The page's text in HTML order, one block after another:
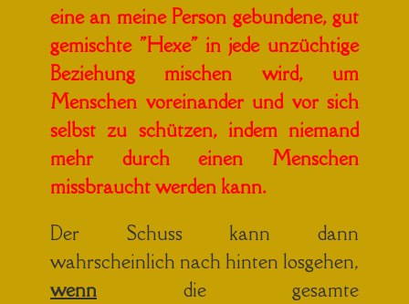
eine an meine Person gebundene, gut
gemischte "Hexe" in jede unzüchtige
Beziehung mischen wird, um
Menschen voreinander und vor sich
selbst zu schützen, indem niemand
mehr durch einen Menschen
missbraucht werden kann.
Der Schuss kann dann
wahrscheinlich nach hinten losgehen,
wenn die gesamte